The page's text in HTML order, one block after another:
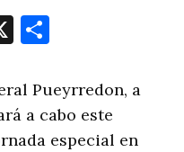
X
Pueyrredon, a
a cabo este
especial en